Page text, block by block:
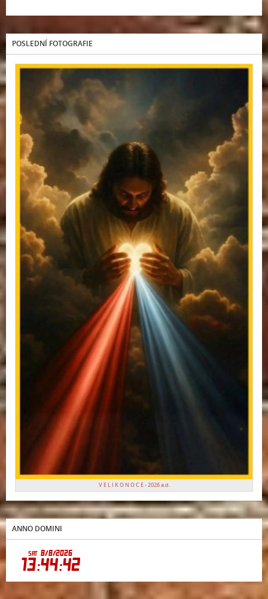
POSLEDNÍ FOTOGRAFIE
V E L I K O N O C E - 2026 a.d.
ANNO DOMINI